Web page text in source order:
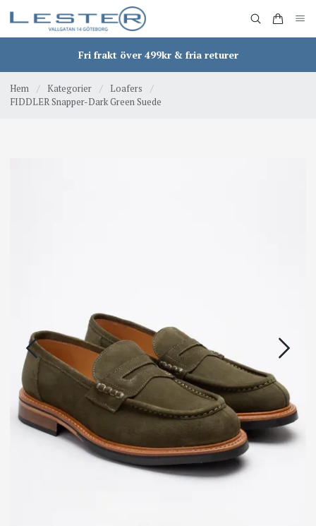
Fri frakt över 499kr & fria returer
Hem / Kategorier / Loafers
/
FIDDLER Snapper-Dark Green Suede